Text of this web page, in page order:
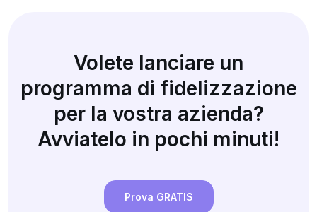
Volete lanciare un
programma di fidelizzazione
per la vostra azienda?
Avviatelo in pochi minuti!
Prova GRATIS